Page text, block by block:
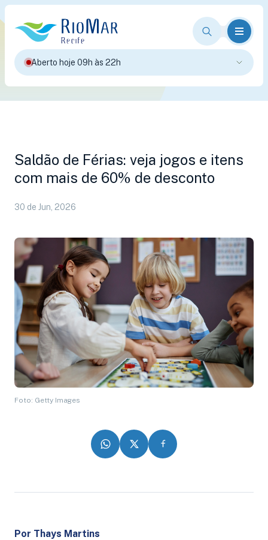
Aberto hoje 09h às 22h
Saldão de Férias: veja jogos e itens
com mais de 60% de desconto
30 de Jun, 2026
Foto: Getty Images
Por Thays Martins